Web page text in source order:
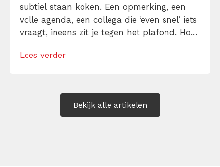
subtiel staan koken. Een opmerking, een
volle agenda, een collega die ‘even snel’ iets
vraagt, ineens zit je tegen het plafond. Hoe
ontploffen of alles op te kroppen? Ontdek
Lees verder
Bekijk alle artikelen